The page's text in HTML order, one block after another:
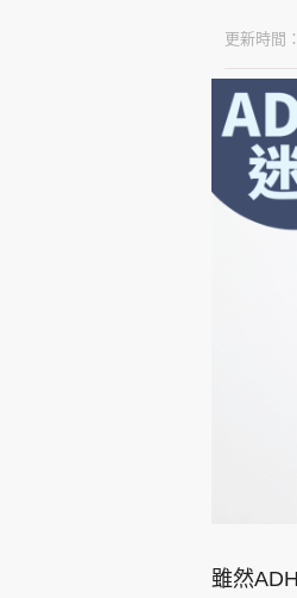
東周
樂在灣
飲食玩
更新時間
雖然